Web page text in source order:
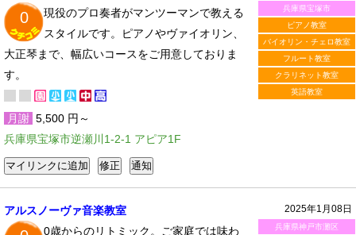
兵庫県宝塚市
ピアノ教室
バイオリン・チェロ教室
フルート教室
クラリネット教室
英語教室
0
現役のプロ奏者がマンツーマンで教える
スタイルです。ピアノやヴァイオリン、
大正琴まで、幅広いコースをご用意しておりま
す。
月謝 5,500 円～
兵庫県宝塚市逆瀬川1-2-1 アピア1F
2025年1月08日
兵庫県神戸市灘区
アルスノーヴァ音楽教室
0歳からのリトミック。ご家庭では味わ